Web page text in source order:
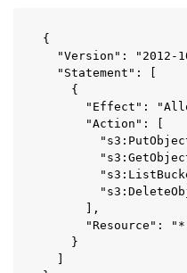
{
"Version": "2012-
  "Statement": [
    {
"Effect":
      "Action": [
      ],
"Resource":
    }
  ]